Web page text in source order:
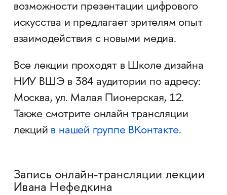
возможности презентации цифрового
искусства и предлагает зрителям опыт
взаимодействия с новыми медиа.
Все лекции проходят в Школе дизайна
НИУ ВШЭ в 384 аудитории по адресу:
Москва, ул. Малая Пионерская, 12.
Также смотрите онлайн трансляции
лекций в нашей группе ВКонтакте.
Запись онлайн-трансляции лекции
Ивана Нефедкина